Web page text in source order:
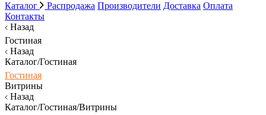
Каталог Распродажа Производители Доставка Оплата
Контакты
Назад
Гостиная
Назад
Каталог/Гостиная
Гостиная
Витрины
Назад
Каталог/Гостиная/Витрины